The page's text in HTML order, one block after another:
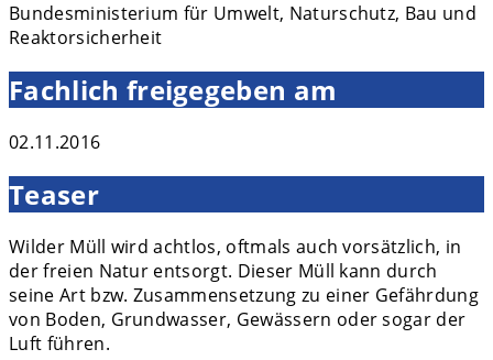
Bundesministerium für Umwelt, Naturschutz, Bau und
Reaktorsicherheit
Fachlich freigegeben am
02.11.2016
Teaser
Wilder Müll wird achtlos, oftmals auch vorsätzlich, in
der freien Natur entsorgt. Dieser Müll kann durch
seine Art bzw. Zusammensetzung zu einer Gefährdung
von Boden, Grundwasser, Gewässern oder sogar der
Luft führen.